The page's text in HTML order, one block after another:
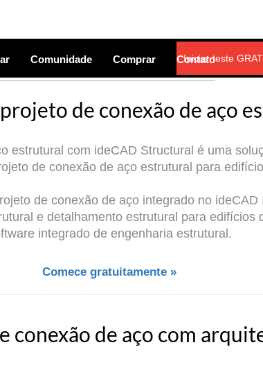
Comunidade Comprar Contato
Iniciar teste
de conexão de aço
estrutural com ideCAD Structural é uma
de conexão de aço estrutural para
de conexão de aço integrado no ideCAD
e detalhamento estrutural para edifícios
integrado de engenharia estrutural.
Comece gratuitamente »
conexão de aço com